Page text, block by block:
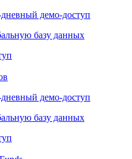
дневный демо-доступ
базу данных
дневный демо-доступ
базу данных